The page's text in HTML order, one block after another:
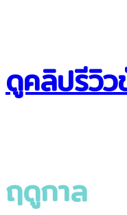
ดูคลิปรีวิ
ฤดูกาล